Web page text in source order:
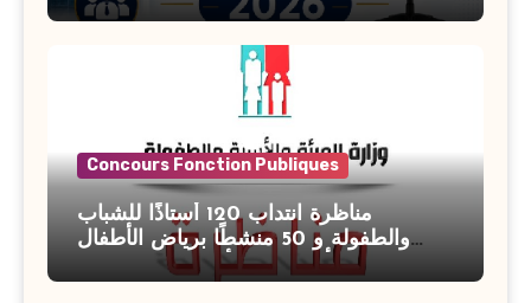
Banque de Tunisie 2026
Concours Fonction Publiques
مناظرة انتداب 120 أستاذًا للشباب
والطفولة و 50 منشطًا برياض الأطفال
بوزارة الأسرة والمرأة والطفولة وكبار
السن آخر أجل للتسجيل : 27 جويلية 2026